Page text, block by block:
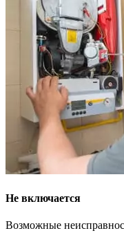
Не включается
Возможные